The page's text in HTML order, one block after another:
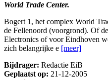
World Trade Center.
Bogert 1, het complex World
de Fellenoord (voorgrond). Of
Electronics of voor Eindhoven
zich belangrijke e [meer]
Bijdrager: Redactie EiB
Geplaatst op: 21-12-2005